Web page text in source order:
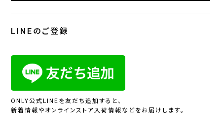
LINEのご登録
ONLY公式LINEを友だち追加すると、
新着情報やオンラインストア入荷情報などをお届けします。